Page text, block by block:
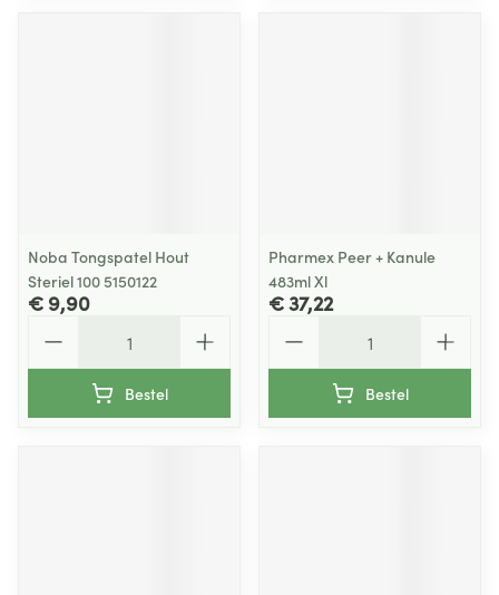
Noba Tongspatel Hout
Steriel 100 5150122
€ 9,90
Bestel
Pharmex Peer + Kanule
483ml Xl
€ 37,22
Bestel